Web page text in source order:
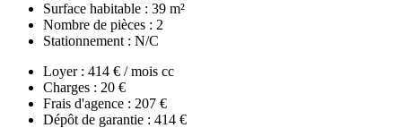
Surface habitable : 39 m²
Nombre de pièces : 2
Stationnement : N/C
Loyer : 414 € / mois cc
Charges : 20 €
Frais d'agence : 207 €
Dépôt de garantie : 414 €